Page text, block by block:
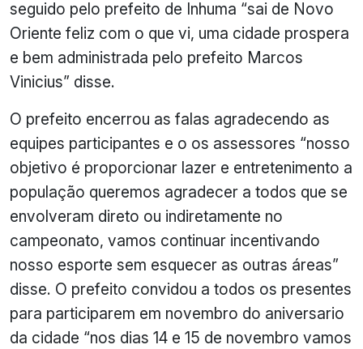
seguido pelo prefeito de Inhuma “sai de Novo
Oriente feliz com o que vi, uma cidade prospera
e bem administrada pelo prefeito Marcos
Vinicius” disse.
O prefeito encerrou as falas agradecendo as
equipes participantes e o os assessores “nosso
objetivo é proporcionar lazer e entretenimento a
população queremos agradecer a todos que se
envolveram direto ou indiretamente no
campeonato, vamos continuar incentivando
nosso esporte sem esquecer as outras áreas”
disse. O prefeito convidou a todos os presentes
para participarem em novembro do aniversario
da cidade “nos dias 14 e 15 de novembro vamos